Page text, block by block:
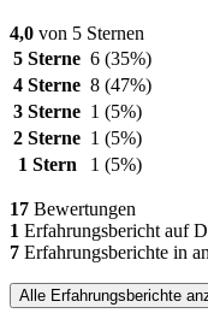
4,0 von 5 Sternen
5 Sterne 6 (35%)
4 Sterne 8 (47%)
3 Sterne 1 (5%)
2 Sterne 1 (5%)
1 Stern
1 (5%)
17 Bewertungen
1 Erfahrungsbericht auf
7 Erfahrungsberichte in
Alle Erfahrungsberichte